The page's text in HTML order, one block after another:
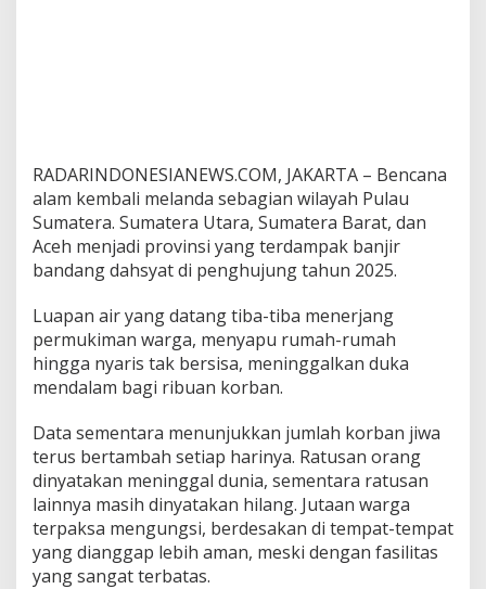
RADARINDONESIANEWS.COM, JAKARTA – Bencana
alam kembali melanda sebagian wilayah Pulau
Sumatera. Sumatera Utara, Sumatera Barat, dan
Aceh menjadi provinsi yang terdampak banjir
bandang dahsyat di penghujung tahun 2025.
Luapan air yang datang tiba-tiba menerjang
permukiman warga, menyapu rumah-rumah
hingga nyaris tak bersisa, meninggalkan duka
mendalam bagi ribuan korban.
Data sementara menunjukkan jumlah korban jiwa
terus bertambah setiap harinya. Ratusan orang
dinyatakan meninggal dunia, sementara ratusan
lainnya masih dinyatakan hilang. Jutaan warga
terpaksa mengungsi, berdesakan di tempat-tempat
yang dianggap lebih aman, meski dengan fasilitas
yang sangat terbatas.